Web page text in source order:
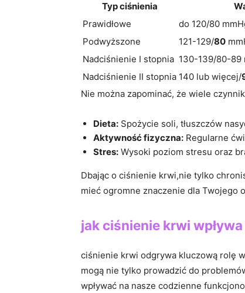
Typ ciśnienia
Prawidłowe
do 120/80
Podwyższone
121-129/80
Nadciśnienie I stopnia 130-139/80-89
Nadciśnienie II stopnia 140‌ lub ⁣więcej/
Nie można zapominać,⁣ że wiele
Dieta: Spożycie soli, tłuszczów
Aktywność fizyczna: Regularne
Stres: Wysoki poziom stresu oraz
Dbając o ‌ciśnienie krwi,nie tylko
mieć⁣ ogromne znaczenie dla Twojego
jak ciśnienie krwi
ciśnienie krwi odgrywa ⁢kluczową rolę
mogą‍ nie tylko prowadzić⁢ do
wpływać na nasze codzienne